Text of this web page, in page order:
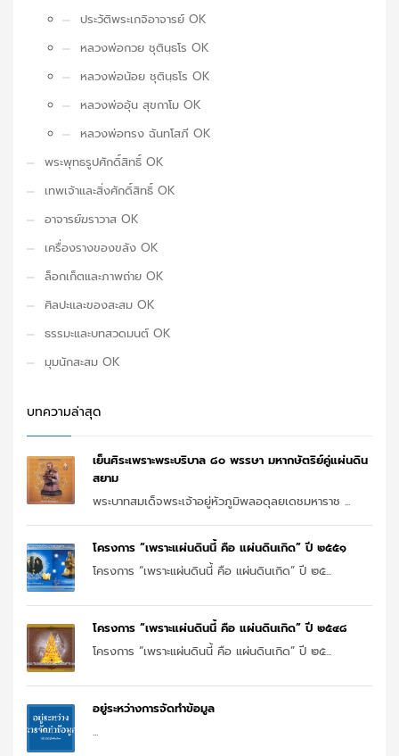
ประวัติพระเกจิอาจารย์ OK
หลวงพ่อกวย ชุตินฺธโร OK
หลวงพ่อน้อย ชุตินฺธโร OK
หลวงพ่ออุ้น สุขกาโม OK
หลวงพ่อทรง ฉันทโสภี OK
พระพุทธรูปศักดิ์สิทธิ์ OK
เทพเจ้าและสิ่งศักดิ์สิทธิ์ OK
อาจารย์ฆราวาส OK
เครื่องรางของขลัง OK
ล็อกเก็ตและภาพถ่าย OK
ศิลปะและของสะสม OK
ธรรมะและบทสวดมนต์ OK
มุมนักสะสม OK
บทความล่าสุด
เย็นศิระเพราะพระบริบาล ๘๐ พรรษา มหากษัตริย์คู่แผ่นดิน
สยาม
พระบาทสมเด็จพระเจ้าอยู่หัวภูมิพลอดุลยเดชมหาราช ...
โครงการ “เพราะแผ่นดินนี้ คือ แผ่นดินเกิด” ปี ๒๕๕๑
โครงการ “เพราะแผ่นดินนี้ คือ แผ่นดินเกิด” ปี ๒๕...
โครงการ “เพราะแผ่นดินนี้ คือ แผ่นดินเกิด” ปี ๒๕๔๘
โครงการ “เพราะแผ่นดินนี้ คือ แผ่นดินเกิด” ปี ๒๕...
อยู่ระหว่างการจัดทำข้อมูล
...